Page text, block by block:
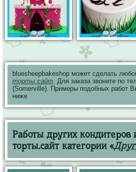
bluesheepbakeshop может сделать
торты.сайт. Для заказа звоните по
(Somerville). Примеры подобных работ
ниже
Работы других кондитеров
торты.сайт категории «